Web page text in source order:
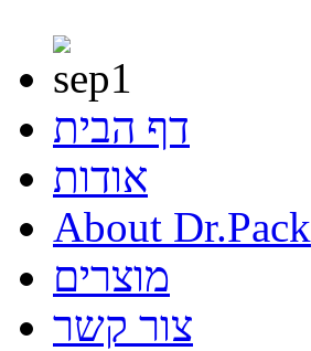
דף הבית
אודות
About Dr.Pack
מוצרים
צור קשר